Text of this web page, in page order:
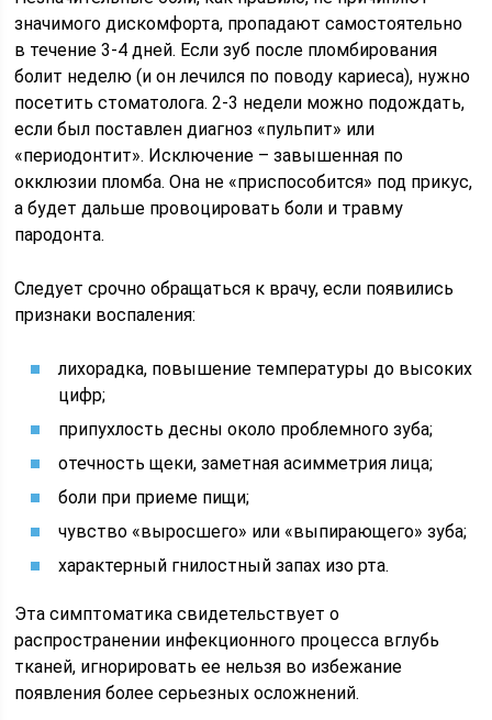
значимого дискомфорта, пропадают самостоятельно
в течение 3-4 дней. Если зуб после пломбирования
болит неделю (и он лечился по поводу кариеса), нужно
посетить стоматолога. 2-3 недели можно подождать,
если был поставлен диагноз «пульпит» или
«периодонтит». Исключение – завышенная по
окклюзии пломба. Она не «приспособится» под прикус,
а будет дальше провоцировать боли и травму
пародонта.
Следует срочно обращаться к врачу, если появились
признаки воспаления:
лихорадка, повышение температуры до высоких
цифр;
припухлость десны около проблемного зуба;
отечность щеки, заметная асимметрия лица;
боли при приеме пищи;
чувство «выросшего» или «выпирающего» зуба;
характерный гнилостный запах изо рта.
Эта симптоматика свидетельствует о
распространении инфекционного процесса вглубь
тканей, игнорировать ее нельзя во избежание
появления более серьезных осложнений.